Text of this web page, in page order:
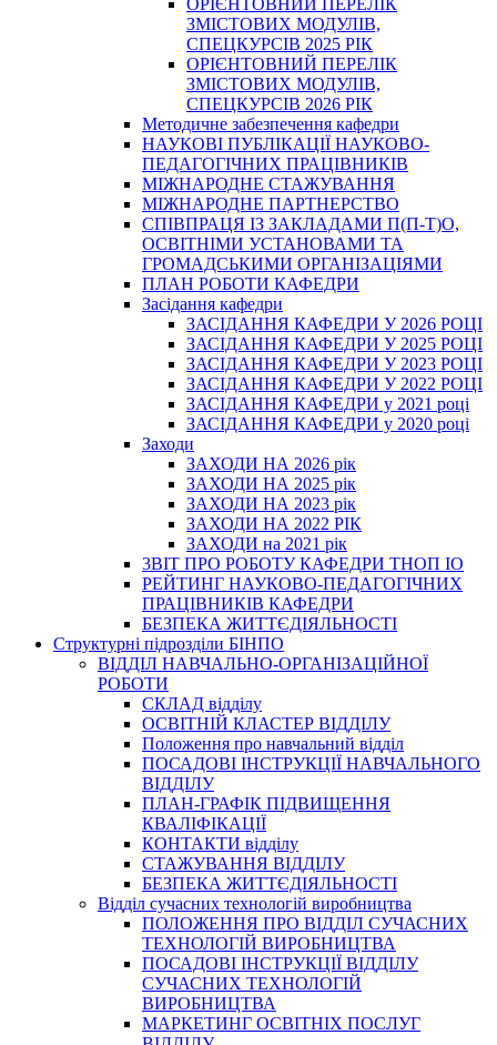
ОРІЄНТОВНИЙ ПЕРЕЛІК
ЗМІСТОВИХ МОДУЛІВ,
СПЕЦКУРСІВ 2025 РІК
ОРІЄНТОВНИЙ ПЕРЕЛІК
ЗМІСТОВИХ МОДУЛІВ,
СПЕЦКУРСІВ 2026 РІК
Методичне забезпечення кафедри
НАУКОВІ ПУБЛІКАЦІЇ НАУКОВО-
ПЕДАГОГІЧНИХ ПРАЦІВНИКІВ
МІЖНАРОДНЕ СТАЖУВАННЯ
МІЖНАРОДНЕ ПАРТНЕРСТВО
СПІВПРАЦЯ ІЗ ЗАКЛАДАМИ П(П-Т)О,
ОСВІТНІМИ УСТАНОВАМИ ТА
ГРОМАДСЬКИМИ ОРГАНІЗАЦІЯМИ
ПЛАН РОБОТИ КАФЕДРИ
Засідання кафедри
ЗАСІДАННЯ КАФЕДРИ У 2026 РОЦІ
ЗАСІДАННЯ КАФЕДРИ У 2025 РОЦІ
ЗАСІДАННЯ КАФЕДРИ У 2023 РОЦІ
ЗАСІДАННЯ КАФЕДРИ У 2022 РОЦІ
ЗАСІДАННЯ КАФЕДРИ у 2021 році
ЗАСІДАННЯ КАФЕДРИ у 2020 році
Заходи
ЗАХОДИ НА 2026 рік
ЗАХОДИ НА 2025 рік
ЗАХОДИ НА 2023 рік
ЗАХОДИ НА 2022 РІК
ЗАХОДИ на 2021 рік
3BIT ПРО РОБОТУ КАФЕДРИ ТНОП ІО
РЕЙТИНГ НАУКОВО-ПЕДАГОГІЧНИХ
ПРАЦІВНИКІВ КАФЕДРИ
БЕЗПЕКА ЖИТТЄДІЯЛЬНОСТІ
Структурні підрозділи БІНПО
ВІДДІЛ НАВЧАЛЬНО-ОРГАНІЗАЦІЙНОЇ
РОБОТИ
СКЛАД відділу
ОСВІТНІЙ КЛАСТЕР ВІДДІЛУ
Положення про навчальний вiддiл
ПОСАДОВІ ІНСТРУКЦІЇ НАВЧАЛЬНОГО
ВІДДІЛУ
ПЛАН-ГРАФІК ПІДВИЩЕННЯ
КВАЛІФІКАЦІЇ
КОНТАКТИ відділу
СТАЖУВАННЯ ВІДДІЛУ
БЕЗПЕКА ЖИТТЄДІЯЛЬНОСТІ
Відділ сучасних технологій виробництва
ПОЛОЖЕННЯ ПРО ВІДДІЛ СУЧАСНИХ
ТЕХНОЛОГІЙ ВИРОБНИЦТВА
ПОСАДОВІ ІНСТРУКЦІЇ ВІДДІЛУ
СУЧАСНИХ ТЕХНОЛОГІЙ
ВИРОБНИЦТВА
МАРКЕТИНГ ОСВІТНІХ ПОСЛУГ